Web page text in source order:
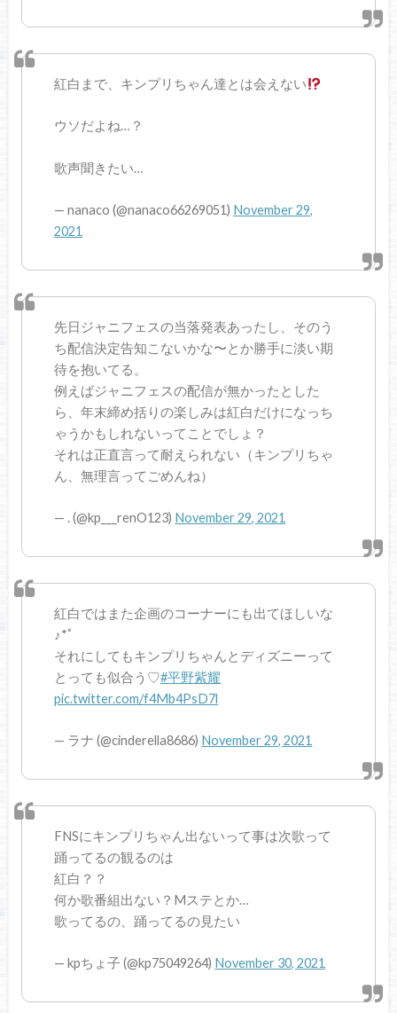
紅白まで、キンプリちゃん達とは会えない
ウソだよね…？
歌声聞きたい…
— nanaco (@nanaco66269051) November 29,
2021
先日ジャニフェスの当落発表あったし、そのう
ち配信決定告知こないかな〜とか勝手に淡い期
待を抱いてる。
例えばジャニフェスの配信が無かったとした
ら、年末締め括りの楽しみは紅白だけになっち
ゃうかもしれないってことでしょ？
それは正直言って耐えられない（キンプリちゃ
ん、無理言ってごめんね）
— . (@kp___renO123) November 29, 2021
紅白ではまた企画のコーナーにも出てほしいな
♪*ﾟ
それにしてもキンプリちゃんとディズニーって
とっても似合う♡#平野紫耀
pic.twitter.com/f4Mb4PsD7l
— ラナ (@cinderella8686) November 29, 2021
FNSにキンプリちゃん出ないって事は次歌って
踊ってるの観るのは
紅白？？
何か歌番組出ない？Mステとか…
歌ってるの、踊ってるの見たい
— kpちょ子 (@kp75049264) November 30, 2021